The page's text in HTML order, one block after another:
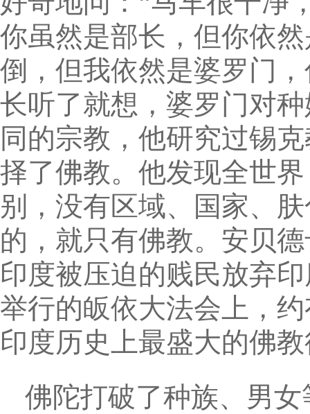
你虽然是部长，但你依
倒，但我依然是婆罗门
长听了就想，婆罗门对
同的宗教，他研究过锡
择了佛教。他发现全世
别，没有区域、国家、
的，就只有佛教。安贝
印度被压迫的贱民放弃
举行的皈依大法会上，
印度历史上最盛大的佛
佛陀打破了种族、男